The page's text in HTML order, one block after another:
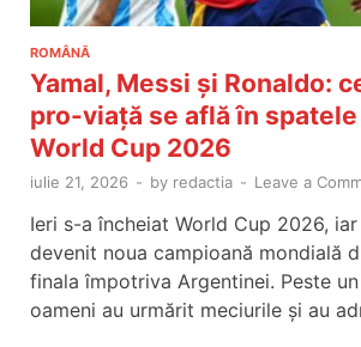
ROMÂNĂ
Yamal, Messi și Ronaldo:
pro-viață se află în
World Cup 2026
iulie 21, 2026 - by redactia - Leave a
Ieri s-a încheiat World Cup 2026, iar
devenit noua campioană mondială
finala împotriva Argentinei. Peste
oameni au urmărit meciurile și au